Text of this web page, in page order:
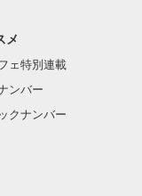
メ
ェ特別連載
ンバー
クナンバー